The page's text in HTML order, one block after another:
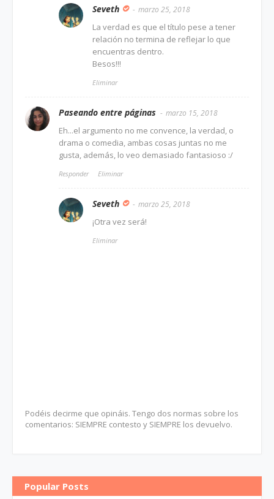
Seveth marzo 25, 2018
La verdad es que el título pese a tener
relación no termina de reflejar lo que
encuentras dentro.
Besos!!!
Eliminar
Paseando entre páginas marzo 15, 2018
Eh...el argumento no me convence, la verdad, o
drama o comedia, ambas cosas juntas no me
gusta, además, lo veo demasiado fantasioso :/
Responder Eliminar
Seveth marzo 25, 2018
¡Otra vez será!
Eliminar
Podéis decirme que opináis. Tengo dos normas sobre los
comentarios: SIEMPRE contesto y SIEMPRE los devuelvo.
Popular Posts